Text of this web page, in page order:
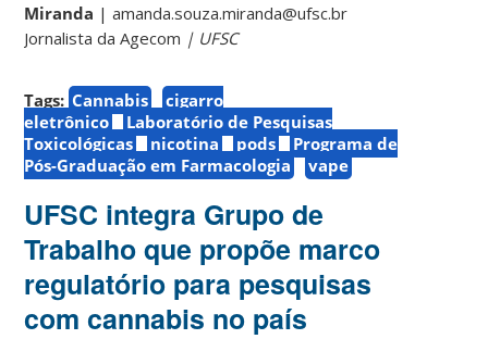
Miranda | amanda.souza.miranda@ufsc.br
Jornalista da Agecom | UFSC
Tags: Cannabis
cigarro
eletrônico
Laboratório de Pesquisas
Toxicológicas
nicotina pods
Programa de
Pós-Graduação em Farmacologia
vape
UFSC integra Grupo de
Trabalho que propõe marco
regulatório para pesquisas
com cannabis no país